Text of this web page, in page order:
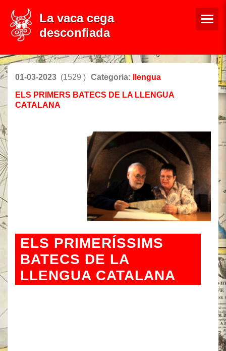
La vaca cega
desconfiada
01-03-2023 (1529 ) Categoria: llengua
ELS PRIMERS BATECS DE LA LLENGUA
CATALANA
ELS PRIMERÍSSIMS
BATECS DE LA
LLENGUA CATALANA